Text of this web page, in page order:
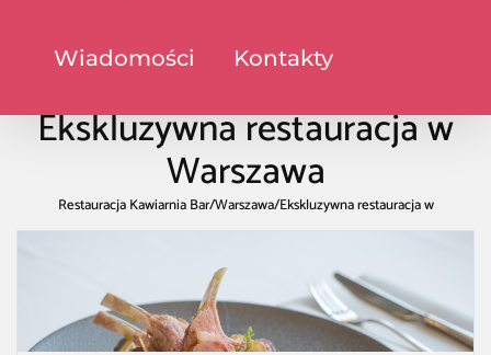
Wiadomości Kontakty
Ekskluzywna restauracja w
Warszawa
Restauracja Kawiarnia Bar/Warszawa/Ekskluzywna restauracja w